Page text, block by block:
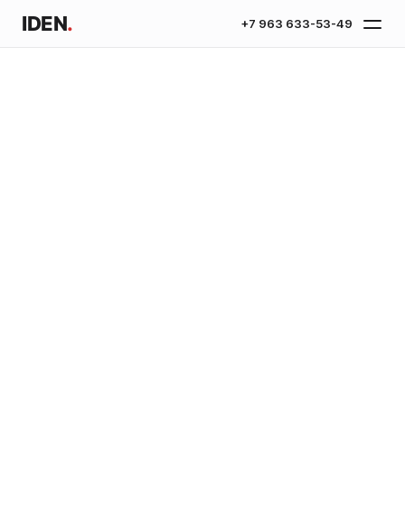
IDEN. +7 963 633-53-49